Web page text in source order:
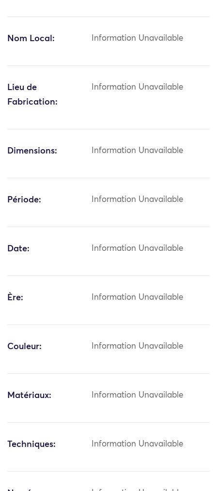
Nom Local: Information Unavailable
Lieu de
Fabrication:
Information Unavailable
Dimensions: Information Unavailable
Période: Information Unavailable
Date: Information Unavailable
Ère: Information Unavailable
Couleur: Information Unavailable
Matériaux: Information Unavailable
Techniques: Information Unavailable